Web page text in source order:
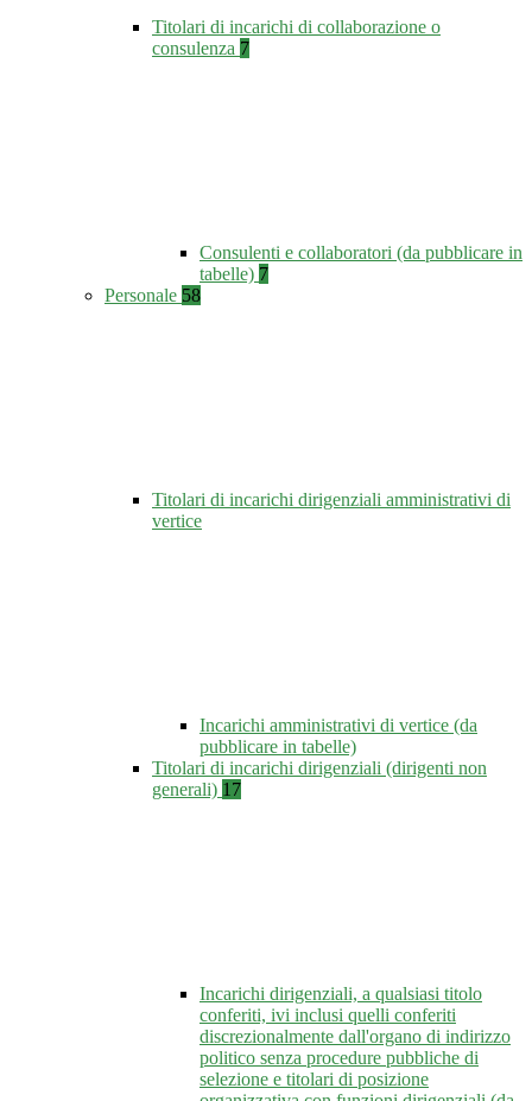
Titolari di incarichi di collaborazione o
consulenza 7
Consulenti e collaboratori (da pubblicare in
tabelle) 7
Personale 58
Titolari di incarichi dirigenziali amministrativi di
vertice
Incarichi amministrativi di vertice (da
pubblicare in tabelle)
Titolari di incarichi dirigenziali (dirigenti non
generali) 17
Incarichi dirigenziali, a qualsiasi titolo
conferiti, ivi inclusi quelli conferiti
discrezionalmente dall'organo di indirizzo
politico senza procedure pubbliche di
selezione e titolari di posizione